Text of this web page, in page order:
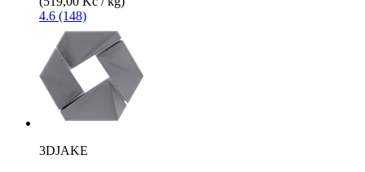
4.6 (148)
3DJAKE